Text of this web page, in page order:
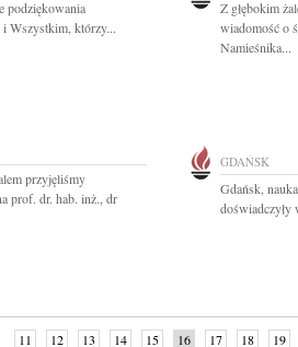
podziękowania
Wszystkim, którzy...
Z głębokim
wiadomość o
Namieśnika...
przyjęliśmy
prof. dr. hab. inż., dr
GDAŃSK
Gdańsk,
doświadczyły
11 12 13 14 15 16 17 18 19